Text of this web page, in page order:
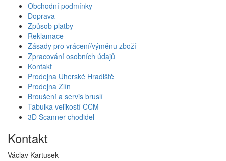
Obchodní podmínky
Doprava
Způsob platby
Reklamace
Zásady pro vrácení/výměnu zboží
Zpracování osobních údajů
Kontakt
Prodejna Uherské Hradiště
Prodejna Zlín
Broušení a servis bruslí
Tabulka velikostí CCM
3D Scanner chodidel
Kontakt
Václav Kartusek